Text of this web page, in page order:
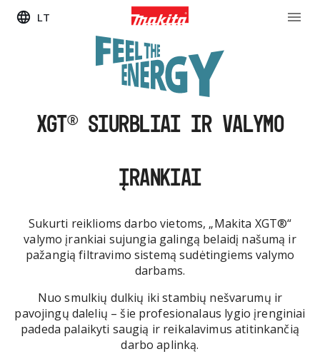
LT
XGT® SIURBLIAI IR VALYMO
ĮRANKIAI
Sukurti reiklioms darbo vietoms, „Makita XGT®“
valymo įrankiai sujungia galingą belaidį našumą ir
pažangią filtravimo sistemą sudėtingiems valymo
darbams.
Nuo smulkių dulkių iki stambių nešvarumų ir
pavojingų dalelių – šie profesionalaus lygio įrenginiai
padeda palaikyti saugią ir reikalavimus atitinkančią
darbo aplinką.